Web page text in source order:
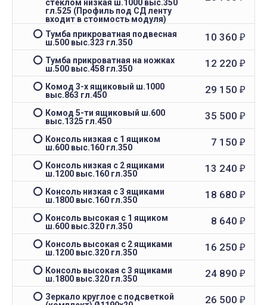
стеклом низкая ш.1000 выс.350
гл.525 (Профиль под СД ленту
входит в стоимость модуля)
Тумба прикроватная подвесная
ш.500 выс.323 гл.350
10 360 ₽
Тумба прикроватная на ножках
ш.500 выс.458 гл.350
12 220 ₽
Комод 3-х ящиковый ш.1000
выс.863 гл.450
29 150 ₽
Комод 5-ти ящиковый ш.600
выс.1325 гл.450
35 500 ₽
Консоль низкая с 1 ящиком
ш.600 выс.160 гл.350
7 150 ₽
Консоль низкая с 2 ящиками
ш.1200 выс.160 гл.350
13 240 ₽
Консоль низкая с 3 ящиками
ш.1800 выс.160 гл.350
18 680 ₽
Консоль высокая с 1 ящиком
ш.600 выс.320 гл.350
8 640 ₽
Консоль высокая с 2 ящиками
ш.1200 выс.320 гл.350
16 250 ₽
Консоль высокая с 3 ящиками
ш.1800 выс.320 гл.350
24 890 ₽
Зеркало круглое с подсветкой
26 500 ₽